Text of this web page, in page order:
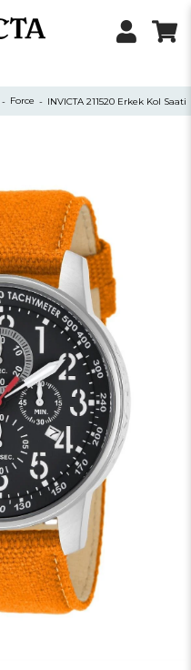
Force INVICTA 211520 Erkek Kol Saati